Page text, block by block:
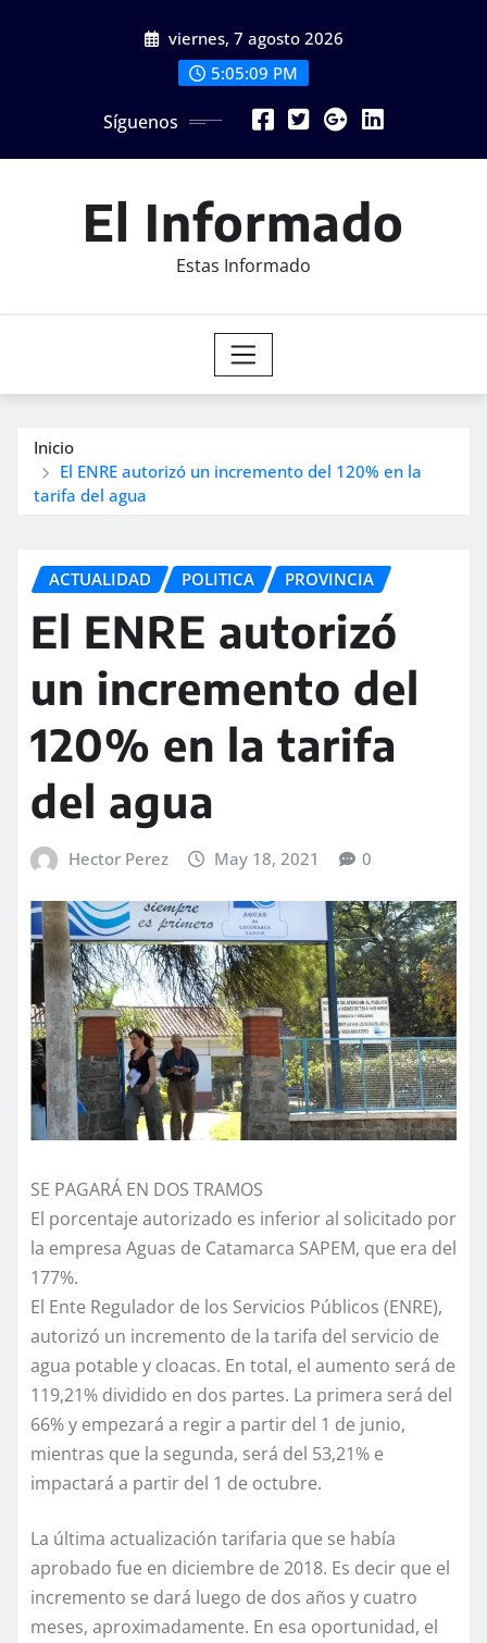
viernes, 7 agosto 2026
5:05:11 PM
Síguenos
El Informado
Estas Informado
Inicio
El ENRE autorizó un incremento del 120% en la
tarifa del agua
ACTUALIDAD POLITICA PROVINCIA
El ENRE autorizó
un incremento del
120% en la tarifa
del agua
Hector Perez May 18, 2021 0
SE PAGARÁ EN DOS TRAMOS
El porcentaje autorizado es inferior al solicitado por
la empresa Aguas de Catamarca SAPEM, que era del
177%.
El Ente Regulador de los Servicios Públicos (ENRE),
autorizó un incremento de la tarifa del servicio de
agua potable y cloacas. En total, el aumento será de
119,21% dividido en dos partes. La primera será del
66% y empezará a regir a partir del 1 de junio,
mientras que la segunda, será del 53,21% e
impactará a partir del 1 de octubre.
La última actualización tarifaria que se había
aprobado fue en diciembre de 2018. Es decir que el
incremento se dará luego de dos años y cuatro
meses, aproximadamente. En esa oportunidad, el